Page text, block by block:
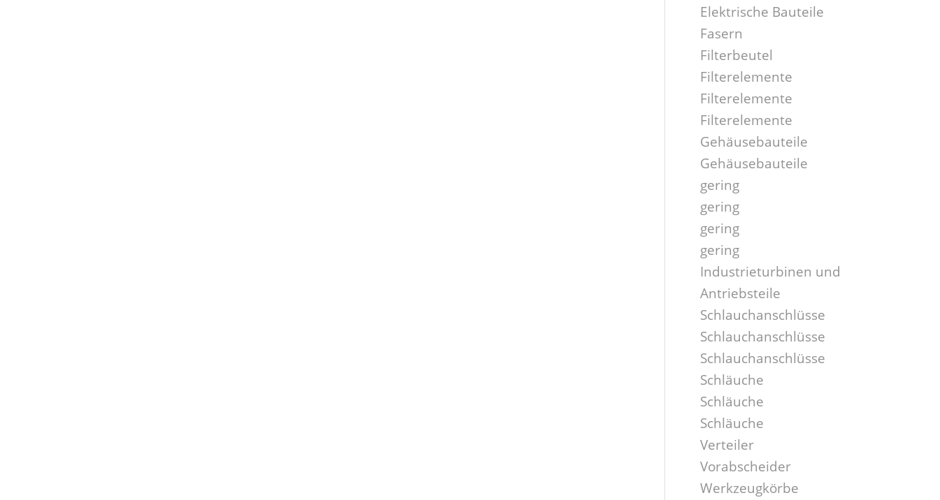
Elektrische Bauteile
Fasern
Filterbeutel
Filterelemente
Filterelemente
Filterelemente
Gehäusebauteile
Gehäusebauteile
gering
gering
gering
gering
Industrieturbinen und
Antriebsteile
Schlauchanschlüsse
Schlauchanschlüsse
Schlauchanschlüsse
Schläuche
Schläuche
Schläuche
Verteiler
Vorabscheider
Werkzeugkörbe